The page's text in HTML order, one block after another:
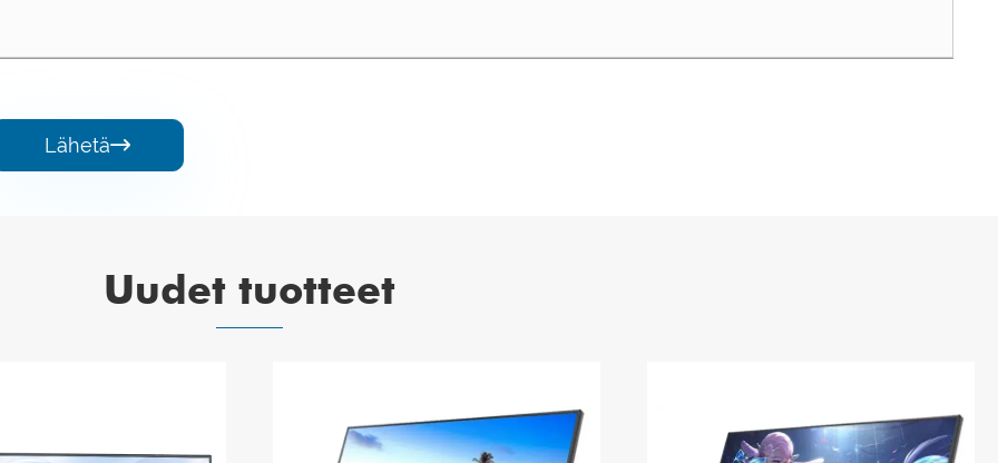
Lähetä
Uudet tuotteet